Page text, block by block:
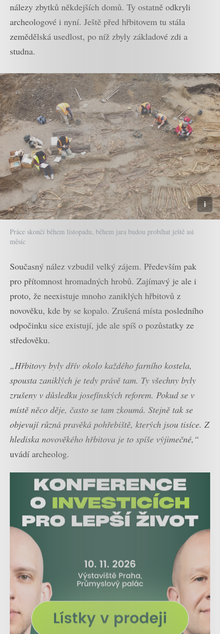
nálezy zbytků někdejších domů. Ty ostatně odkryli
archeologové i nyní. Ještě před hřbitovem tu stála
zemědělská usedlost, po níž zbyly základové zdi a
studna.
Práce skončí během listopadu, během jara budou probíhat ještě asi
měsíc
Současný nález vzbudil velký zájem. Především pak
pro přítomnost hromadných hrobů. Zajímavý je ale i
proto, že neexistuje mnoho zaniklých hřbitovů z
novověku, kde by se kopalo. Zrušená místa posledního
odpočinku sice existují, jde ale spíš o pozůstatky ze
středověku.
„Hřbitovy byly dřív okolo každého farního kostela,
spousta zaniklých je tedy právě tam. Ty všechny byly
zrušeny v důsledku josefínských reforem. Pokud se v
místě něco děje, často se tam zkoumá. Stejně tak se
objevují různá pravěká pohřebiště, kterých jsou tisíce. Z
hlediska novověkého hřbitova je to spíše výjimečné,“
uvádí archeolog.